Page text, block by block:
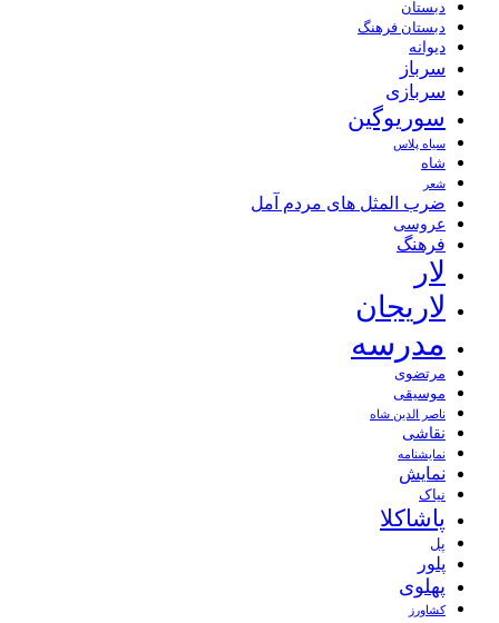
دبستان
دبستان فرهنگ
دیوانه
سرباز
سربازی
سوریوگین
سیاه پلاس
شاه
شعر
ضرب المثل های مردم آمل
عروسی
فرهنگ
لار
لاریجان
مدرسه
مرتضوی
موسیقی
ناصر الدین شاه
نقاشی
نمايشنامه
نمایش
نیاک
پاشاکلا
پل
پلور
پهلوی
کشاورز